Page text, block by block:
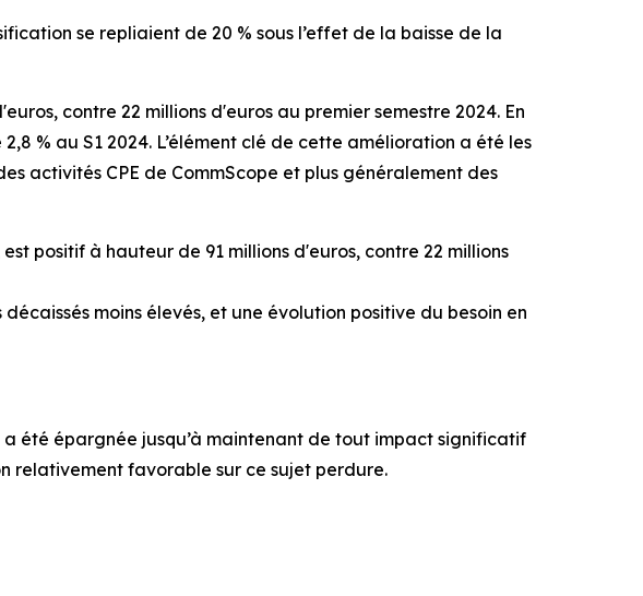
se repliaient de 20 % sous l’effet de la baisse de la
contre 22 millions d'euros au premier semestre 2024. En
% au S1 2024. L’élément clé de cette amélioration a été les
activités CPE de CommScope et plus généralement des
positif à hauteur de 91 millions d'euros, contre 22 millions
moins élevés, et une évolution positive du besoin en
a été épargnée jusqu’à maintenant de tout impact significatif
relativement favorable sur ce sujet perdure.